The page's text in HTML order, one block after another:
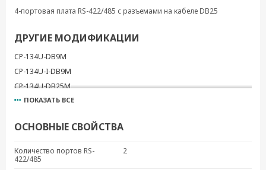
4-портовая плата RS-422/485 с разъемами на кабеле DB25
ДРУГИЕ МОДИФИКАЦИИ
CP-134U-DB9M
CP-134U-I-DB9M
CP-134U-DB25M
CP-134U-T
ПОКАЗАТЬ ВСЕ
ОСНОВНЫЕ СВОЙСТВА
Количество портов RS-
422/485
2